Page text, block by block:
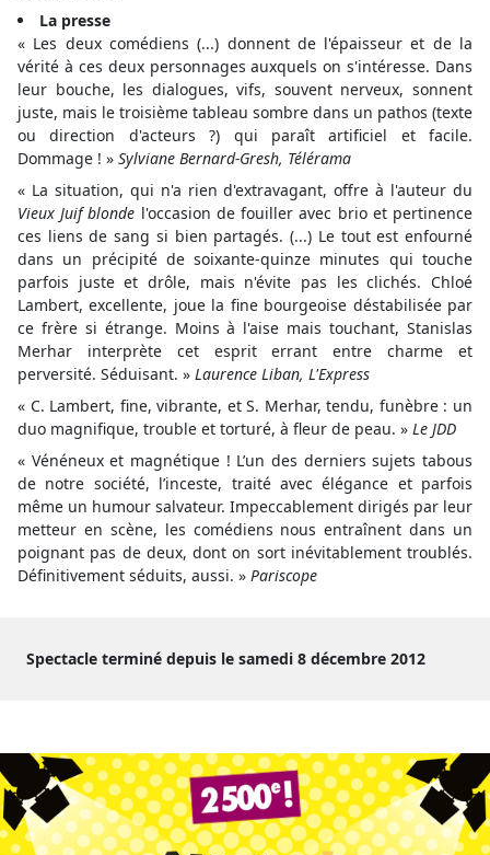
La presse
« Les deux comédiens (...) donnent de l'épaisseur et de la
vérité à ces deux personnages auxquels on s'intéresse. Dans
leur bouche, les dialogues, vifs, souvent nerveux, sonnent
juste, mais le troisième tableau sombre dans un pathos (texte
ou direction d'acteurs ?) qui paraît artificiel et facile.
Dommage ! » Sylviane Bernard-Gresh, Télérama
« La situation, qui n'a rien d'extravagant, offre à l'auteur du
Vieux Juif blonde l'occasion de fouiller avec brio et pertinence
ces liens de sang si bien partagés. (...) Le tout est enfourné
dans un précipité de soixante-quinze minutes qui touche
parfois juste et drôle, mais n'évite pas les clichés. Chloé
Lambert, excellente, joue la fine bourgeoise déstabilisée par
ce frère si étrange. Moins à l'aise mais touchant, Stanislas
Merhar interprète cet esprit errant entre charme et
perversité. Séduisant. » Laurence Liban, L'Express
« C. Lambert, fine, vibrante, et S. Merhar, tendu, funèbre : un
duo magnifique, trouble et torturé, à fleur de peau. » Le JDD
« Vénéneux et magnétique ! L’un des derniers sujets tabous
de notre société, l’inceste, traité avec élégance et parfois
même un humour salvateur. Impeccablement dirigés par leur
metteur en scène, les comédiens nous entraînent dans un
poignant pas de deux, dont on sort inévitablement troublés.
Définitivement séduits, aussi. » Pariscope
Spectacle terminé depuis le samedi 8 décembre 2012